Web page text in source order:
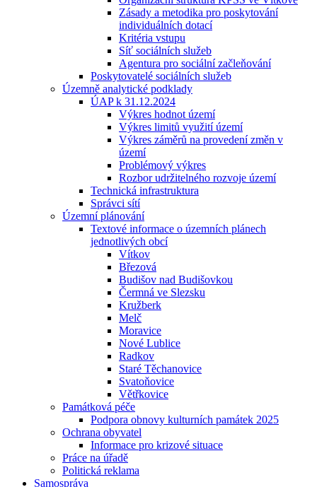
Zásady a metodika pro poskytování
individuálních dotací
Kritéria vstupu
Síť sociálních služeb
Agentura pro sociální začleňování
Poskytovatelé sociálních služeb
Územně analytické podklady
ÚAP k 31.12.2024
Výkres hodnot území
Výkres limitů využití území
Výkres záměrů na provedení změn v
území
Problémový výkres
Rozbor udržitelného rozvoje území
Technická infrastruktura
Správci sítí
Územní plánování
Textové informace o územních plánech
jednotlivých obcí
Vítkov
Březová
Budišov nad Budišovkou
Čermná ve Slezsku
Kružberk
Melč
Moravice
Nové Lublice
Radkov
Staré Těchanovice
Svatoňovice
Větřkovice
Památková péče
Podpora obnovy kulturních památek 2025
Ochrana obyvatel
Informace pro krizové situace
Práce na úřadě
Politická reklama
Samospráva